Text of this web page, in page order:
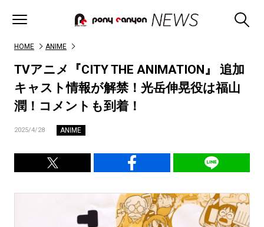
HOME ANIME
TVアニメ『CITY THE ANIMATION』 追加
キャスト情報が解禁！光岳伸晃役は福山
潤！コメントも到着！
2025/4/28 ANIME